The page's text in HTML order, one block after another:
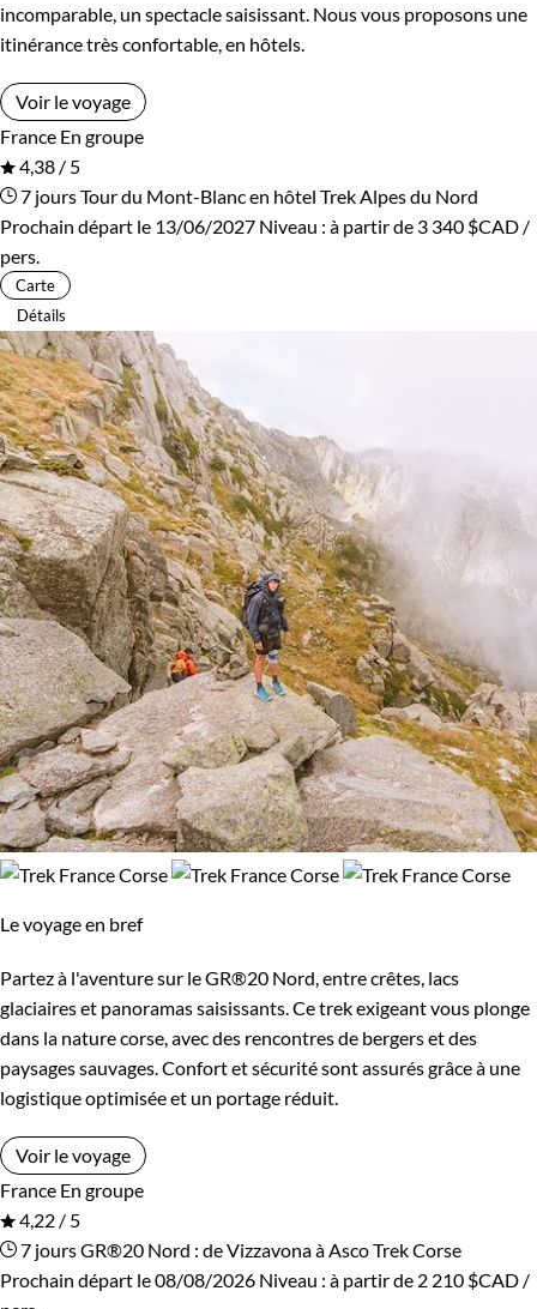
incomparable, un spectacle saisissant. Nous vous proposons une
itinérance très confortable, en hôtels.
Voir le voyage
France En groupe
4,38 / 5
7 joursTour du Mont-Blanc en hôtel Trek Alpes du Nord
Prochain départ le 13/06/2027 Niveau : à partir de 3 340 $CAD /
pers.
Carte
Détails
Le voyage en bref
Partez à l'aventure sur le GR®20 Nord, entre crêtes, lacs
glaciaires et panoramas saisissants. Ce trek exigeant vous plonge
dans la nature corse, avec des rencontres de bergers et des
paysages sauvages. Confort et sécurité sont assurés grâce à une
logistique optimisée et un portage réduit.
Voir le voyage
France En groupe
4,22 / 5
7 joursGR®20 Nord : de Vizzavona à AscoTrek Corse
Prochain départ le 08/08/2026 Niveau : à partir de 2 210 $CAD /